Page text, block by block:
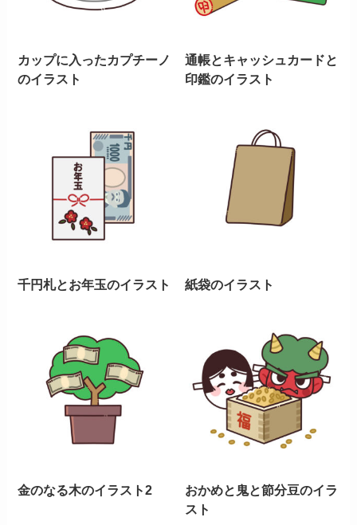
カップに入ったカプチーノ
のイラスト
通帳とキャッシュカードと
印鑑のイラスト
千円札とお年玉のイラスト 紙袋のイラスト
金のなる木のイラスト2
おかめと鬼と節分豆のイラ
スト